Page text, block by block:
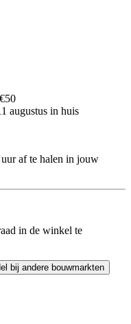
augustus in huis
uur af te halen in jouw
in de winkel te
bij andere bouwmarkten